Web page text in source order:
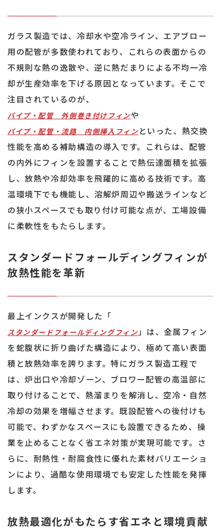
ガラス製造では、冷却水や空冷ライン、エアブロー
用の配管が多数使われており、これらの表面からの
不規則な熱の逸散や、逆に熱だまりによる不均一冷
却が生産効率を下げる原因となっています。そこで
注目されているのが、
パイプ・配管 外側巻き付けフィンや
パイプ・配管・流路 内側挿入フィン といった、熱交換
性能を高める補助構造の導入です。これらは、配管
の内外にフィンを設置することで熱伝達面積を拡張
し、放熱や冷却効率を飛躍的に高める技術です。高
温環境下でも機能し、溶解炉周辺や搬送ラインなど
の狭小スペースでも取り付け可能な点が、工場設備
に柔軟性をもたらします。
スタンダードフォールディングフィンが
放熱性能を革新
最上インクスが開発した「
スタンダードフォールディングフィン」は、金属フィン
を蛇腹状に折り曲げた構造により、極めて高い表面
積と放熱効率を誇ります。特にガラス製造工程で
は、炉出口や冷却ゾーン、ブロワー配管の高温部に
取り付けることで、熱溜まりを解消し、空冷・自然
冷却の効果を増幅させます。既設配管への後付けも
可能で、わずかなスペースにも設置できるため、操
業を止めることなく省エネ対策が実現可能です。さ
らに、耐熱性・耐腐食性に優れた素材バリエーショ
ンにより、過酷な使用環境でも安定した性能を発揮
します。
放熱最適化がもたらす省エネと環境貢献